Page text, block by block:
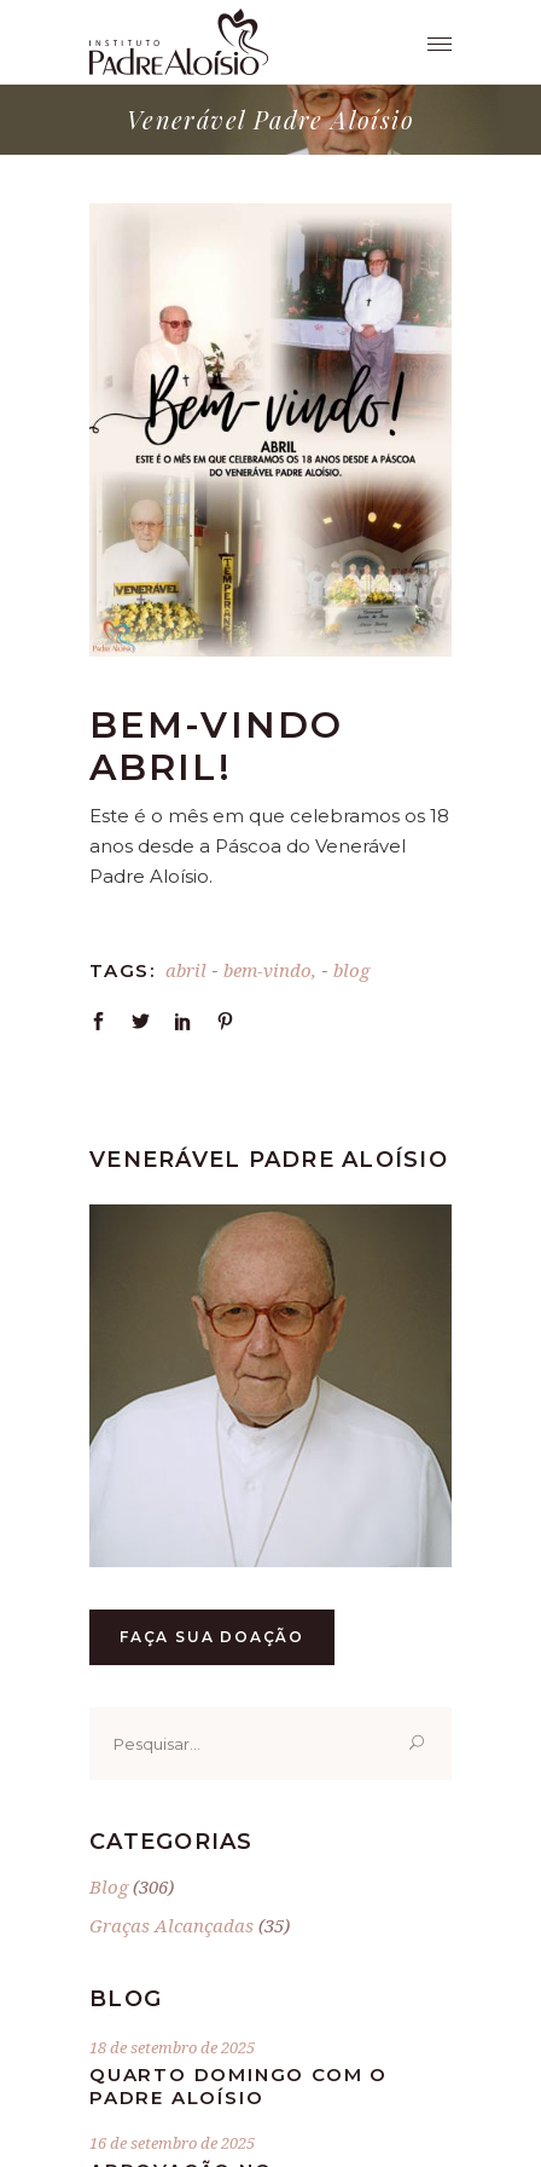
Venerável Padre Aloísio
BEM-VINDO
ABRIL!
Este é o mês em que celebramos os 18
anos desde a Páscoa do Venerável
Padre Aloísio.
TAGS: abril - bem-vindo, - blog
VENERÁVEL PADRE ALOÍSIO
FAÇA SUA DOAÇÃO
por:
CATEGORIAS
Blog(306)
Graças Alcançadas (35)
BLOG
18 de setembro de 2025
QUARTO DOMINGO COM O
PADRE ALOÍSIO
16 de setembro de 2025